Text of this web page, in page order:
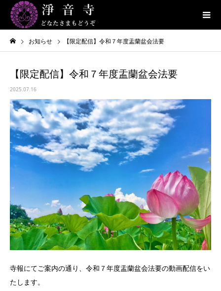
お知らせ 【限定配信】令和７年度盂蘭盆会法要
【限定配信】令和７年度盂蘭盆会法要
2025.07.16
寺報にてご案内の通り、令和７年度盂蘭盆会法要の動画配信をい
たします。